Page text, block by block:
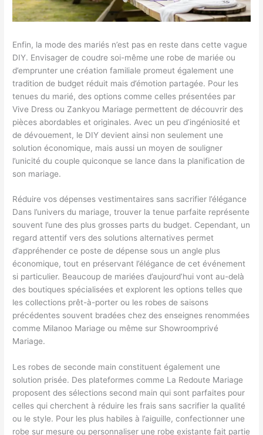
Enfin, la mode des mariés n’est pas en reste dans cette vague
DIY. Envisager de coudre soi-même une robe de mariée ou
d’emprunter une création familiale promeut également une
tradition de budget réduit mais d’émotion partagée. Pour les
tenues du marié, des options comme celles présentées par
Vive Dress ou Zankyou Mariage permettent de découvrir des
pièces abordables et originales. Avec un peu d’ingéniosité et
de dévouement, le DIY devient ainsi non seulement une
solution économique, mais aussi un moyen de souligner
l’unicité du couple quiconque se lance dans la planification de
son mariage.
Réduire vos dépenses vestimentaires sans sacrifier l’élégance
Dans l’univers du mariage, trouver la tenue parfaite représente
souvent l’une des plus grosses parts du budget. Cependant, un
regard attentif vers des solutions alternatives permet
d’appréhender ce poste de dépense sous un angle plus
économique, tout en préservant l’élégance de cet événement
si particulier. Beaucoup de mariées d’aujourd’hui vont au-delà
des boutiques spécialisées et explorent les options telles que
les collections prêt-à-porter ou les robes de saisons
précédentes souvent bradées chez des enseignes renommées
comme Milanoo Mariage ou même sur Showroomprivé
Mariage.
Les robes de seconde main constituent également une
solution prisée. Des plateformes comme La Redoute Mariage
proposent des sélections second main qui sont parfaites pour
celles qui cherchent à réduire les frais sans sacrifier la qualité
ou le style. Pour les plus habiles à l’aiguille, confectionner une
robe sur mesure ou personnaliser une robe existante fait partie